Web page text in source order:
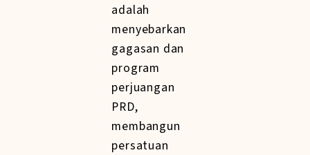
adalah
menyebarkan
gagasan dan
program
perjuangan
PRD,
membangun
persatuan